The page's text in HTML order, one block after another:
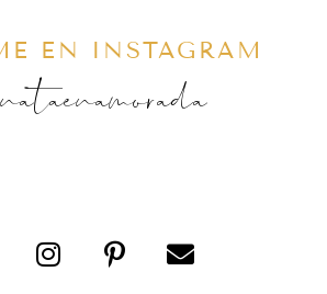
EN INSTAGRAM